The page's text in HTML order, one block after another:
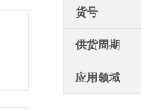
货号
供货周期
应用领域